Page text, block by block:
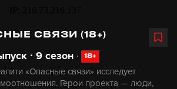
СВЯЗИ (18+)
∙ 9 сезон ∙ 18+
«Опасные связи» исследует
Герои проекта — люди,